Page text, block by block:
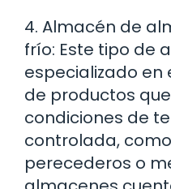
4. Almacén de
frío: Este tipo de
especializado
de productos
condiciones de
controlada,
perecederos o